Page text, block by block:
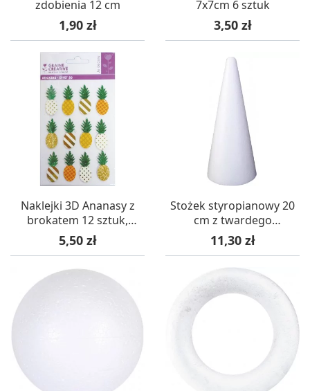
zdobienia 12 cm
Cena
1,90 zł
7x7cm 6 sztuk
Cena
3,50 zł
Naklejki 3D Ananasy z
brokatem 12 sztuk,
Graine Creative
Cena
5,50 zł
Stożek styropianowy 20
cm z twardego
styropianu
Cena
11,30 zł